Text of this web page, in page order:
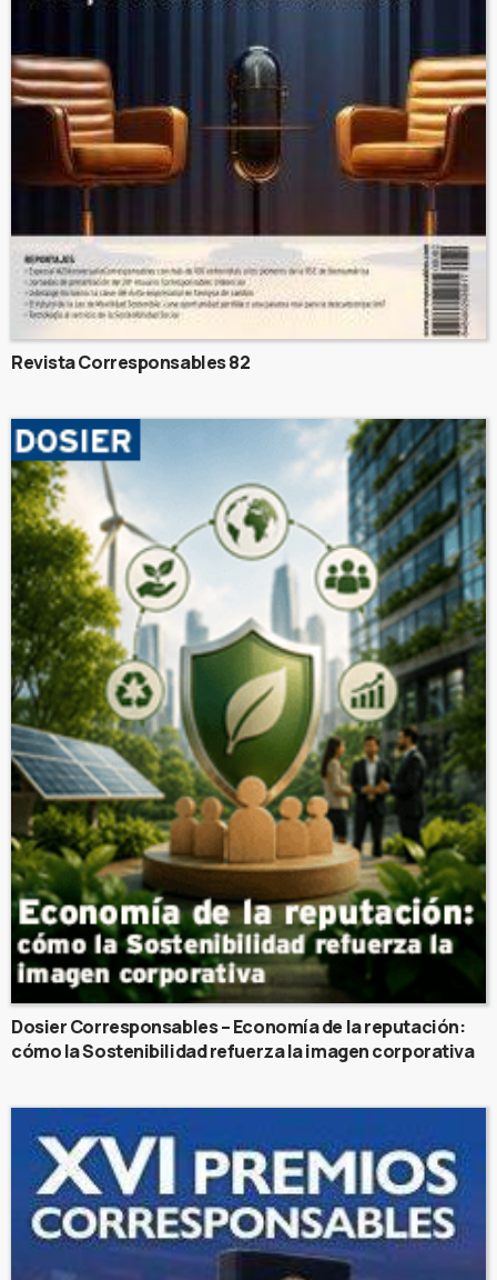
Revista Corresponsables 82
Dosier Corresponsables – Economía de la reputación:
cómo la Sostenibilidad refuerza la imagen corporativa